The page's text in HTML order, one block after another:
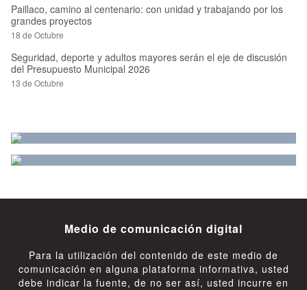
Paillaco, camino al centenario: con unidad y trabajando por los
grandes proyectos
18 de Octubre
Seguridad, deporte y adultos mayores serán el eje de discusión
del Presupuesto Municipal 2026
13 de Octubre
Medio de comunicación digital
Para la utilización del contenido de este medio de
comunicación en alguna plataforma informativa, usted
debe indicar la fuente, de no ser así, usted incurre en